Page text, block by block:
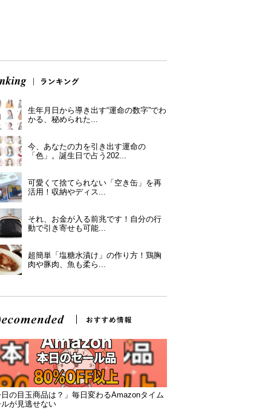
生年月日から導き出す“運命の数字”でわ
かる、秘められた...
今、あなたの力を引き出す運命の
「色」。誕生日で占う202...
可愛くて捨てられない「空き缶」を再
活用！収納やディス...
それ、お金が入る前兆です！自分の行
動で引き寄せも可能...
超簡単「塩糖水漬け」の作り方！鶏胸
肉や豚肉、魚も柔ら...
の目玉商品は？」毎日変わるAmazonタイム
が見逃せない